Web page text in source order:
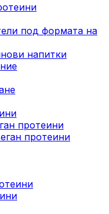
под формата на
напитки
протеини
протеини